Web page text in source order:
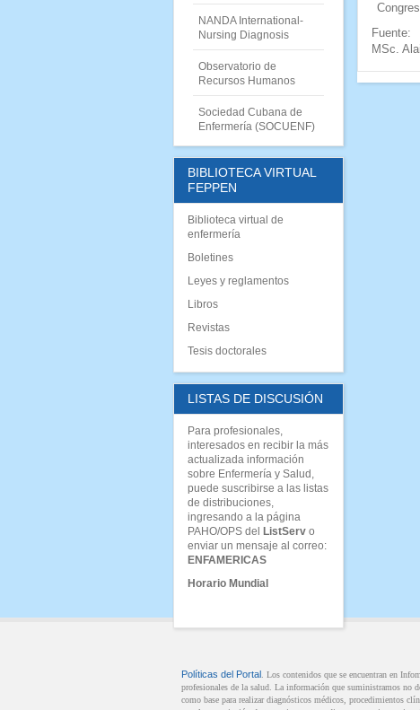
Fuente:
MSc.
NANDA International-
Nursing Diagnosis
Observatorio de
Recursos Humanos
Sociedad Cubana de
Enfermería (SOCUENF)
BIBLIOTECA VIRTUAL
FEPPEN
Biblioteca virtual de
enfermería
Boletines
Leyes y reglamentos
Libros
Revistas
Tesis doctorales
LISTAS DE DISCUSIÓN
Para profesionales,
interesados en recibir la más
actualizada información
sobre Enfermería y Salud,
puede suscribirse a las listas
de distribuciones,
ingresando a la página
PAHO/OPS del ListServ o
enviar un mensaje al correo:
ENFAMERICAS
Horario Mundial
Políticas del Portal . Los contenidos que se encuentran en
profesionales de la salud. La información que suministramos no
como base para realizar diagnósticos médicos, procedimientos